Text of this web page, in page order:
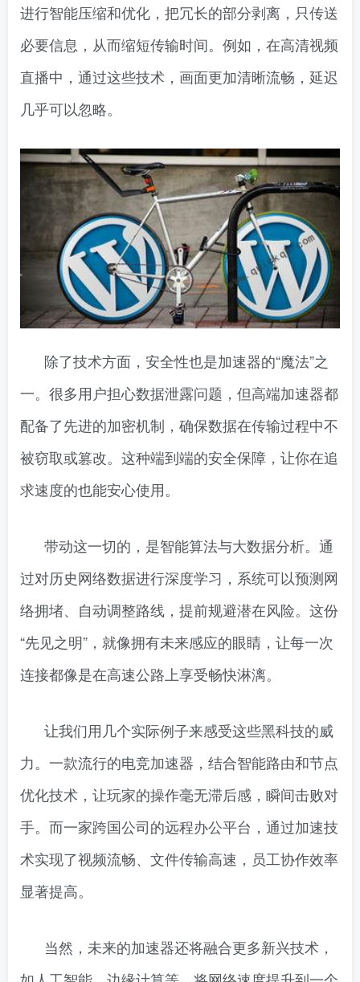
进行智能压缩和优化，把冗长的部分剥离，只传送
必要信息，从而缩短传输时间。例如，在高清视频
直播中，通过这些技术，画面更加清晰流畅，延迟
几乎可以忽略。
除了技术方面，安全性也是加速器的“魔法”之
一。很多用户担心数据泄露问题，但高端加速器都
配备了先进的加密机制，确保数据在传输过程中不
被窃取或篡改。这种端到端的安全保障，让你在追
求速度的也能安心使用。
带动这一切的，是智能算法与大数据分析。通
过对历史网络数据进行深度学习，系统可以预测网
络拥堵、自动调整路线，提前规避潜在风险。这份
“先见之明”，就像拥有未来感应的眼睛，让每一次
连接都像是在高速公路上享受畅快淋漓。
让我们用几个实际例子来感受这些黑科技的威
力。一款流行的电竞加速器，结合智能路由和节点
优化技术，让玩家的操作毫无滞后感，瞬间击败对
手。而一家跨国公司的远程办公平台，通过加速技
术实现了视频流畅、文件传输高速，员工协作效率
显著提高。
当然，未来的加速器还将融合更多新兴技术，